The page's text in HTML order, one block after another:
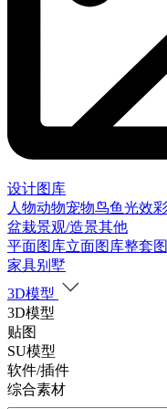
设计图库
人物动物宠物鸟鱼光效
盆栽景观/造景其他
平面图库立面图库整套
家具别墅
3D模型
3D模型
贴图
SU模型
软件/插件
综合素材